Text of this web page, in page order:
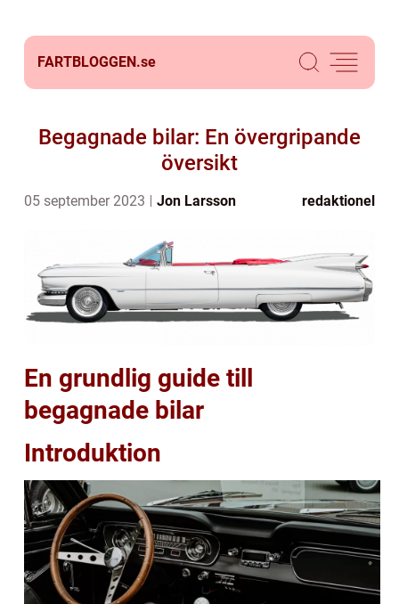
FARTBLOGGEN.se
Begagnade bilar: En övergripande
översikt
05 september 2023 Jon Larsson redaktionel
En grundlig guide till
begagnade bilar
Introduktion